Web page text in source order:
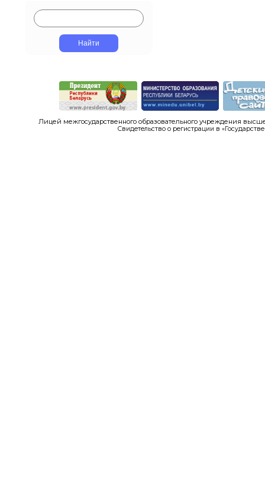
Лицей межгосударственного образовательного учреждения
Свидетельство о регистрации в